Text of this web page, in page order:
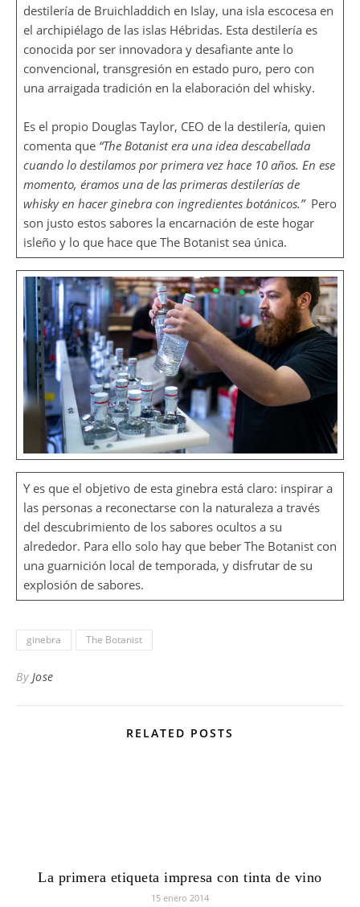
destilería de Bruichladdich en Islay, una isla escocesa en
el archipiélago de las islas Hébridas. Esta destilería es
conocida por ser innovadora y desafiante ante lo
convencional, transgresión en estado puro, pero con
una arraigada tradición en la elaboración del whisky.
Es el propio Douglas Taylor, CEO de la destilería, quien
comenta que “The Botanist era una idea descabellada
cuando lo destilamos por primera vez hace 10 años. En ese
momento, éramos una de las primeras destilerías de
whisky en hacer ginebra con ingredientes botánicos.”Pero
son justo estos sabores la encarnación de este hogar
isleño y lo que hace que The Botanist sea única.
Y es que el objetivo de esta ginebra está claro: inspirar a
las personas a reconectarse con la naturaleza a través
del descubrimiento de los sabores ocultos a su
alrededor. Para ello solo hay que beber The Botanist con
una guarnición local de temporada, y disfrutar de su
explosión de sabores.
ginebra The Botanist
By Jose
RELATED POSTS
La primera etiqueta impresa con tinta de vino
15 enero 2014